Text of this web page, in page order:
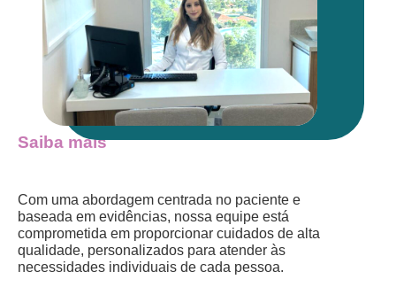
Saiba mais
Com uma abordagem centrada no paciente e
baseada em evidências, nossa equipe está
comprometida em proporcionar cuidados de alta
qualidade, personalizados para atender às
necessidades individuais de cada pessoa.